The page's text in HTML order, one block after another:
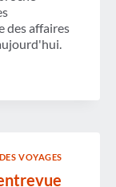
des affaires
VOYAGES